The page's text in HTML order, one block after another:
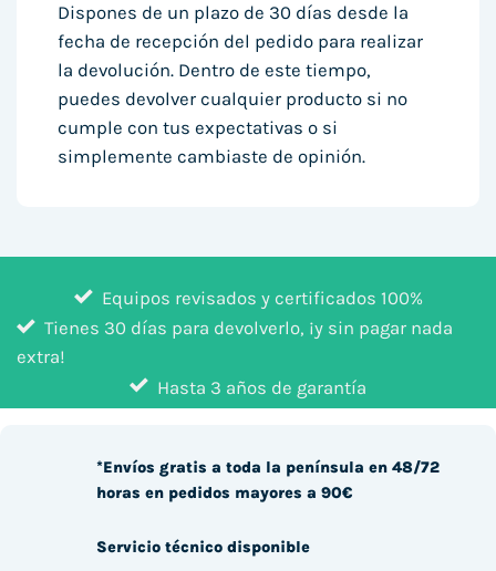
Dispones de un plazo de 30 días desde la
fecha de recepción del pedido para realizar
la devolución. Dentro de este tiempo,
puedes devolver cualquier producto si no
cumple con tus expectativas o si
simplemente cambiaste de opinión.
Equipos revisados y certificados 100%
Tienes 30 días para devolverlo, ¡y sin pagar nada
extra!
Hasta 3 años de garantía
*Envíos gratis a toda la península en 48/72
horas en pedidos mayores a 90€
Servicio técnico disponible